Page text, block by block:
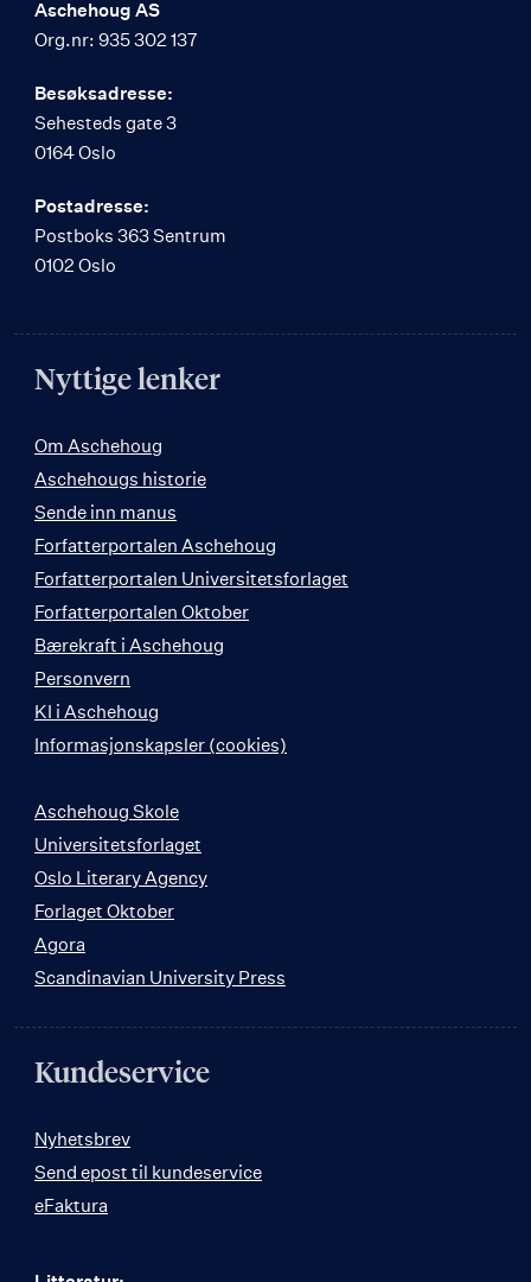
Aschehoug AS
Org.nr: 935 302 137
Besøksadresse:
Sehesteds gate 3
0164 Oslo
Postadresse:
Postboks 363 Sentrum
0102 Oslo
Nyttige lenker
Om Aschehoug
Aschehougs historie
Sende inn manus
Forfatterportalen Aschehoug
Forfatterportalen Universitetsforlaget
Forfatterportalen Oktober
Bærekraft i Aschehoug
Personvern
KI i Aschehoug
Informasjonskapsler (cookies)
Aschehoug Skole
Universitetsforlaget
Oslo Literary Agency
Forlaget Oktober
Agora
Scandinavian University Press
Kundeservice
Nyhetsbrev
Send epost til kundeservice
eFaktura